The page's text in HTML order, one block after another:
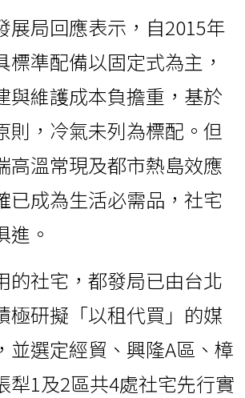
展局回應表示，自2015年
標準配備以固定式為主，
與維護成本負擔重，基於
則，冷氣未列為標配。但
高溫常現及都市熱島效應
已成為生活必需品，社宅
進。
的社宅，都發局已由台北
極研擬「以租代買」的媒
並選定經貿、興隆A區、樟
犁1及2區共4處社宅先行實